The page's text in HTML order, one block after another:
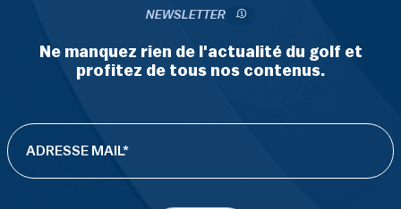
NEWSLETTER
Ne manquez rien de l'actualité du golf et
profitez de tous nos contenus.